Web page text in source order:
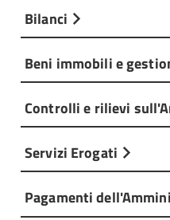
Bilanci
Beni immobili e
Controlli e rilievi
Servizi Erogati
Pagamenti